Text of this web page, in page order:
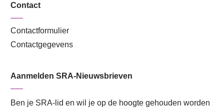
Contact
Contactformulier
Contactgegevens
Aanmelden SRA-Nieuwsbrieven
Ben je SRA-lid en wil je op de hoogte gehouden worden